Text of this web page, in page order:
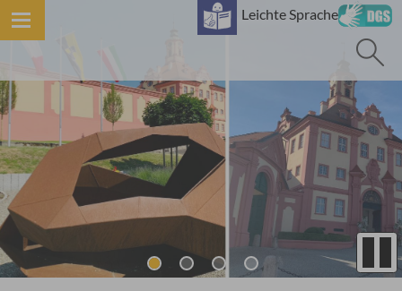
Leichte Sprache